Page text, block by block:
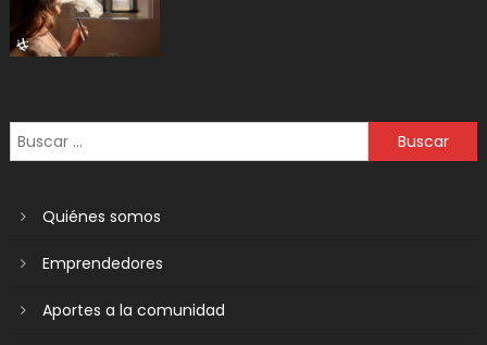
Quiénes somos
Emprendedores
Aportes a la comunidad